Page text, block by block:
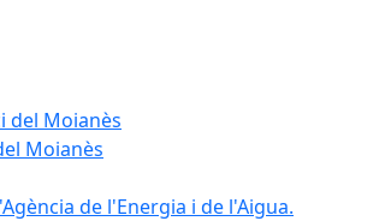
del Moianès
Moianès
de l'Energia i de l'Aigua.